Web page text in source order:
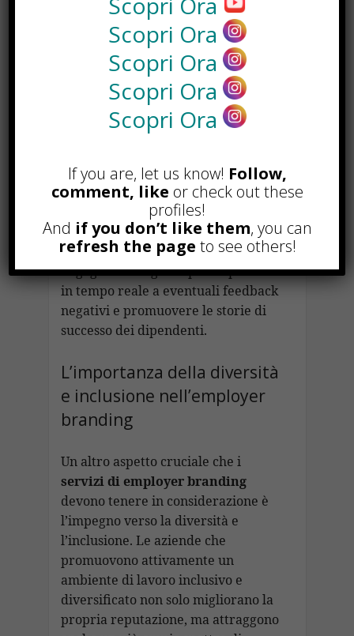
iniziative interne, ma anche da ciò
che si dice di loro su piattaforme
pubbliche come LinkedIn, Glassdoor
e persino Instagram. Le recensioni
dei dipendenti, i commenti dei
candidati e le interazioni sui social
media contribuiscono a creare una
notevolmente la percezione esterna.
Iservizi di employer branding
oggi devono quindi integrare
strumenti di monitoraggio della
reputazione online e strategie di
engagement digitale per rispondere
in tempo reale a eventuali feedback
negativi e promuovere le storie di
successo dei dipendenti.
L’importanza della diversità
e inclusione nell’employer
branding
Un altro aspetto cruciale che i
servizi di employer branding
devono tenere in considerazione è
l’impegno verso la diversità e
l’inclusione. Le aziende che
promuovono attivamente un
ambiente di lavoro inclusivo e
diversificato non solo migliorano la
propria reputazione, ma attraggono
Scopri Ora
Scopri Ora
Scopri Ora
Scopri Ora
If you are, let us know! Follow,
comment, like or check out these
profiles!
And if you don’t like them, you can
refresh the page to see others!